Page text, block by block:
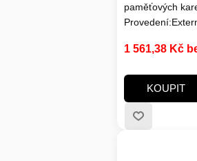
paměťových
1 561,38 Kč
KOUPIT